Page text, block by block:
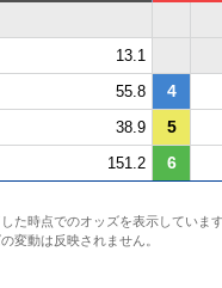
13.1
55.8
4
38.9
5
151.2 6
た時点でのオッズを表示していま
変動は反映されません。